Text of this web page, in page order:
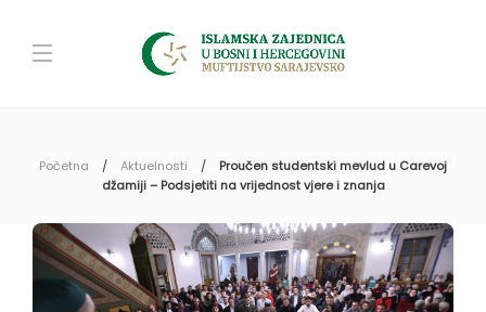
Početna Aktuelnosti
Proučen studentski mevlud u Carevoj
džamiji – Podsjetiti na vrijednost vjere i znanja